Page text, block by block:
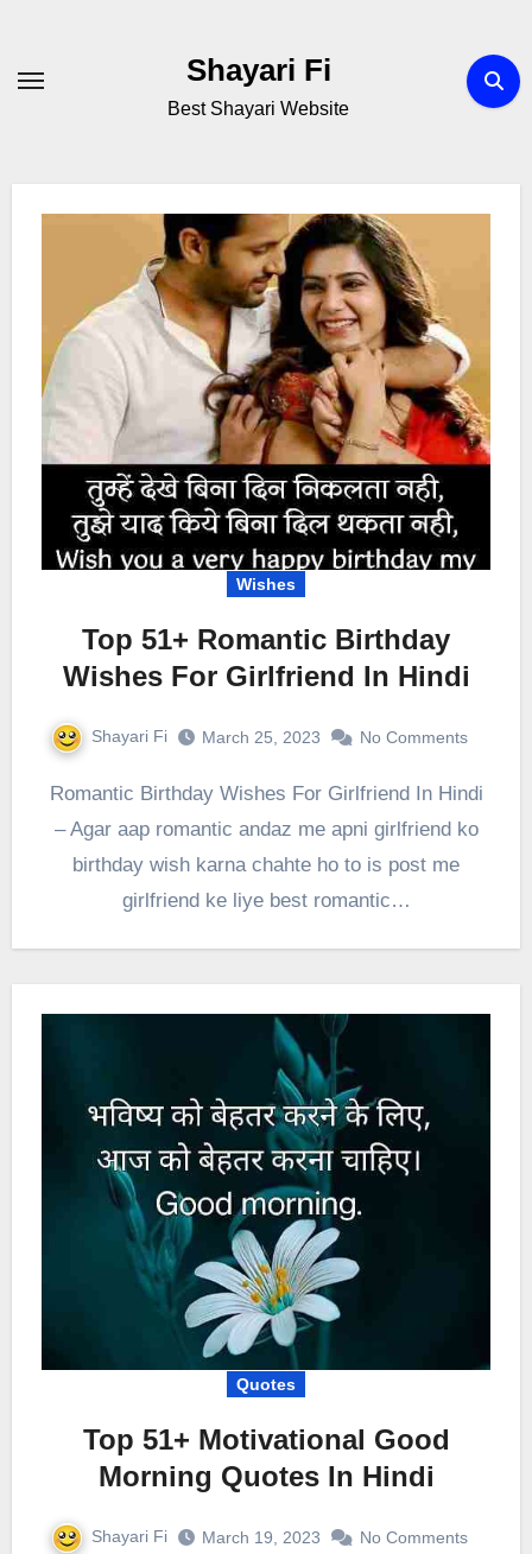
content
Shayari Fi
Best Shayari Website
Wishes
Top 51+ Romantic Birthday
Wishes For Girlfriend In Hindi
Shayari Fi March 25, 2023 No Comments
Romantic Birthday Wishes For Girlfriend In Hindi
– Agar aap romantic andaz me apni girlfriend ko
birthday wish karna chahte ho to is post me
girlfriend ke liye best romantic…
Quotes
Top 51+ Motivational Good
Morning Quotes In Hindi
Shayari Fi March 19, 2023 No Comments